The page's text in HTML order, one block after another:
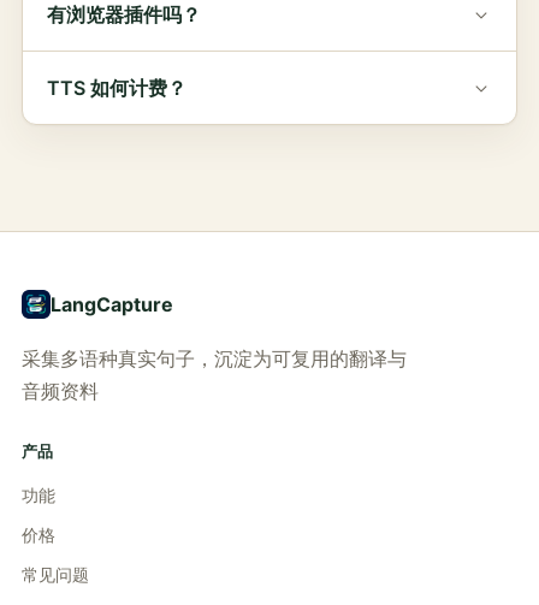
有浏览器插件吗？
TTS 如何计费？
LangCapture
采集多语种真实句子，沉淀为可复用的翻译与
音频资料
产品
功能
价格
常见问题